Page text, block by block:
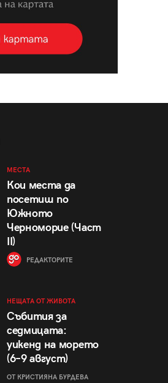
МЕСТА
Кои места да
посетиш по
Южното
Черноморие (Част
II)
РЕДАКТОРИТЕ
НЕЩАТА ОТ ЖИВОТА
Събития за
седмицата:
уикенд на морето
(6–9 август)
ОТ КРИСТИЯНА БУРДЕВА